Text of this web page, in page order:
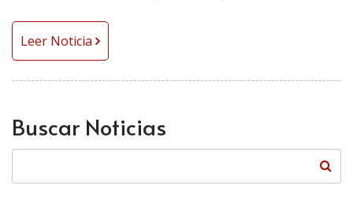
Leer Noticia
Buscar Noticias